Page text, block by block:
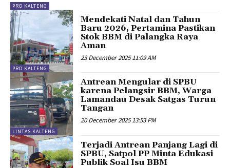
PRO KALTENG
PRO KALTENG
Mendekati Natal dan Tahun
Baru 2026, Pertamina Pastikan
Stok BBM di Palangka Raya
Aman
23 December 2025 11:09 AM
LINTAS KALTENG
Antrean Mengular di SPBU
karena Pelangsir BBM, Warga
Lamandau Desak Satgas Turun
Tangan
20 December 2025 13:53 PM
Terjadi Antrean Panjang Lagi di
SPBU, Satpol PP Minta Edukasi
Publik Soal Isu BBM